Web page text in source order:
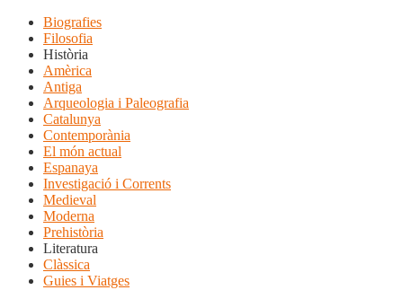
Biografies
Filosofia
Història
Amèrica
Antiga
Arqueologia i Paleografia
Catalunya
Contemporània
El món actual
Espanaya
Investigació i Corrents
Medieval
Moderna
Prehistòria
Literatura
Clàssica
Guies i Viatges